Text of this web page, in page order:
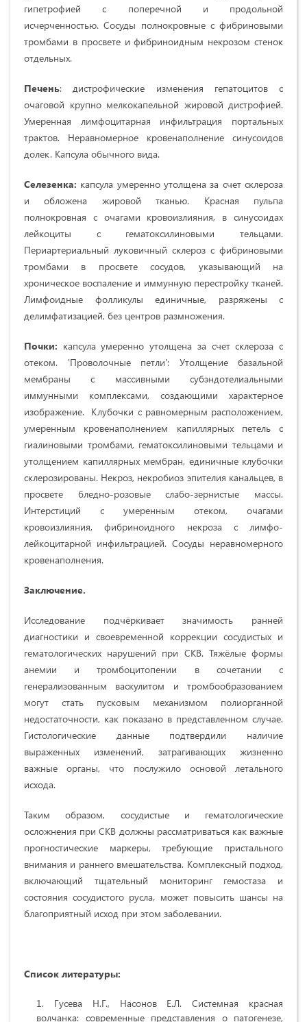
гипетрофией с поперечной и продольной
исчерченностью. Сосуды полнокровные с фибриновыми
тромбами в просвете и фибриноидным некрозом стенок
отдельных.
Печень: дистрофические изменения гепатоцитов с
очаговой крупно мелкокапельной жировой дистрофией.
Умеренная лимфоцитарная инфильтрация портальных
трактов. Неравномерное кровенаполнение синусоидов
долек. Капсула обычного вида.
Селезенка: капсула умеренно утолщена за счет склероза
и обложена жировой тканью.
Красная пульпа
полнокровная с очагами кровоизлияния, в синусоидах
лейкоциты с гематоксилиновыми тельцами.
Периартериальный луковичный склероз с фибриновыми
тромбами в просвете сосудов, указывающий на
хроническое воспаление и иммунную перестройку тканей.
Лимфоидные фолликулы единичные, разряжены с
делимфатизацией, без центров размножения.
Почки: капсула умеренно утолщена за счет склероза с
отеком. 'Проволочные петли': Утолщение базальной
мембраны с массивными субэндотелиальными
иммунными комплексами, создающими характерное
изображение. Клубочки с равномерным расположением,
умеренным кровенаполнением капиллярных петель с
гиалиновыми тромбами, гематоксилиновыми тельцами и
утолщением капиллярных мембран, единичные клубочки
склерозированы. Некроз, некробиоз эпителия канальцев, в
просвете бледно-розовые слабо-зернистые массы.
Интерстиций с умеренным отеком, очагами
кровоизлияния, фибриноидного некроза с лимфо-
лейкоцитарной инфильтрацией. Сосуды неравномерного
кровенаполнения.
Заключение.
Исследование подчёркивает значимость ранней
диагностики и своевременной коррекции сосудистых и
гематологических нарушений при СКВ. Тяжёлые формы
анемии и тромбоцитопении в сочетании с
генерализованным васкулитом и тромбообразованием
могут стать пусковым механизмом полиорганной
недостаточности, как показано в представленном случае.
Гистологические данные подтвердили наличие
выраженных изменений, затрагивающих жизненно
важные органы, что послужило основой летального
исхода.
Таким образом, сосудистые и гематологические
осложнения при СКВ должны рассматриваться как важные
прогностические маркеры, требующие пристального
внимания и раннего вмешательства. Комплексный подход,
включающий тщательный мониторинг гемостаза и
состояния сосудистого русла, может повысить шансы на
благоприятный исход при этом заболевании.
Список литературы:
Гусева Н.Г., Насонов Е.Л. Системная красная
волчанка: современные представления о патогенезе,